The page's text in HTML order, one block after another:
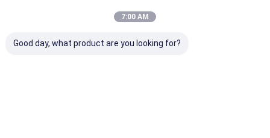
7:00 AM
Good day, what product are you looking for?